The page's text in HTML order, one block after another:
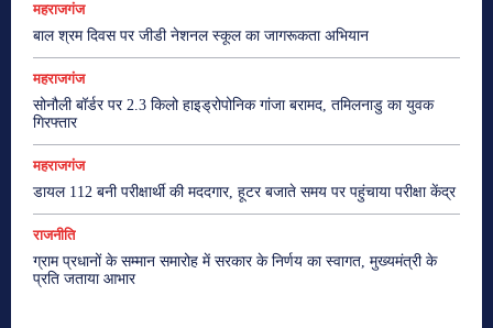
महराजगंज
बाल श्रम दिवस पर जीडी नेशनल स्कूल का जागरूकता अभियान
महराजगंज
सोनौली बॉर्डर पर 2.3 किलो हाइड्रोपोनिक गांजा बरामद, तमिलनाडु का युवक
गिरफ्तार
महराजगंज
डायल 112 बनी परीक्षार्थी की मददगार, हूटर बजाते समय पर पहुंचाया परीक्षा केंद्र
राजनीति
ग्राम प्रधानों के सम्मान समारोह में सरकार के निर्णय का स्वागत, मुख्यमंत्री के
प्रति जताया आभार